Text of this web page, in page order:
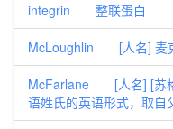
integrin 整联蛋白
McLoughlin [人名] 麦
McFarlane [人名] [苏格
语姓氏的英语形式，取